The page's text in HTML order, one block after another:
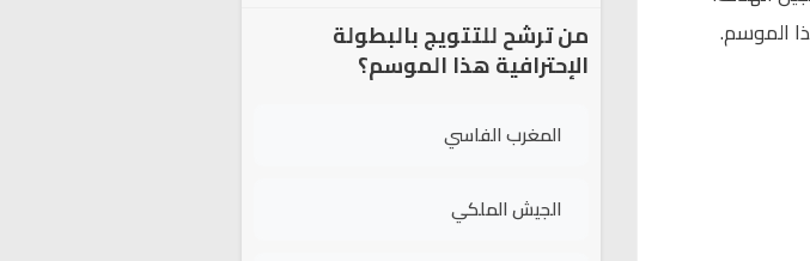
الموسم.
من ترشح للتتويج بالبطولة
الإحترافية هذا الموسم؟
المغرب الفاسي
الجيش الملكي